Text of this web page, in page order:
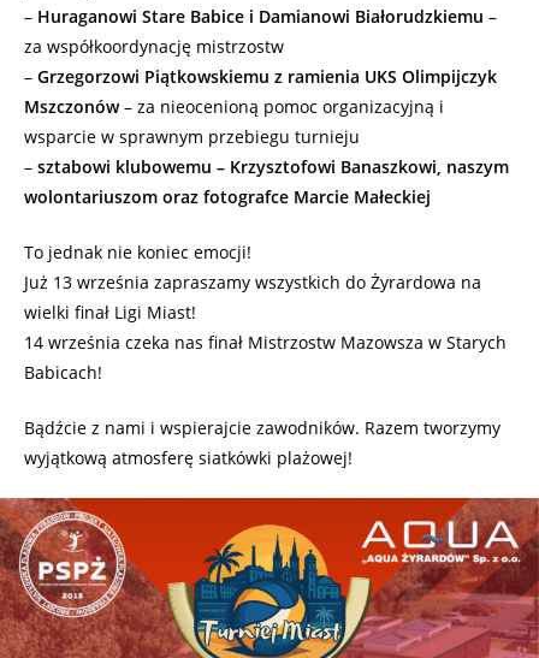
– Huraganowi Stare Babice i Damianowi Białorudzkiemu –
za współkoordynację mistrzostw
– Grzegorzowi Piątkowskiemu z ramienia UKS Olimpijczyk
Mszczonów– za nieocenioną pomoc organizacyjną i
wsparcie w sprawnym przebiegu turnieju
– sztabowi klubowemu – Krzysztofowi Banaszkowi, naszym
wolontariuszom oraz fotografce Marcie Małeckiej
To jednak nie koniec emocji!
Już 13 września zapraszamy wszystkich do Żyrardowa na
wielki finał Ligi Miast!
14 września czeka nas finał Mistrzostw Mazowsza w Starych
Babicach!
Bądźcie z nami i wspierajcie zawodników. Razem tworzymy
wyjątkową atmosferę siatkówki plażowej!